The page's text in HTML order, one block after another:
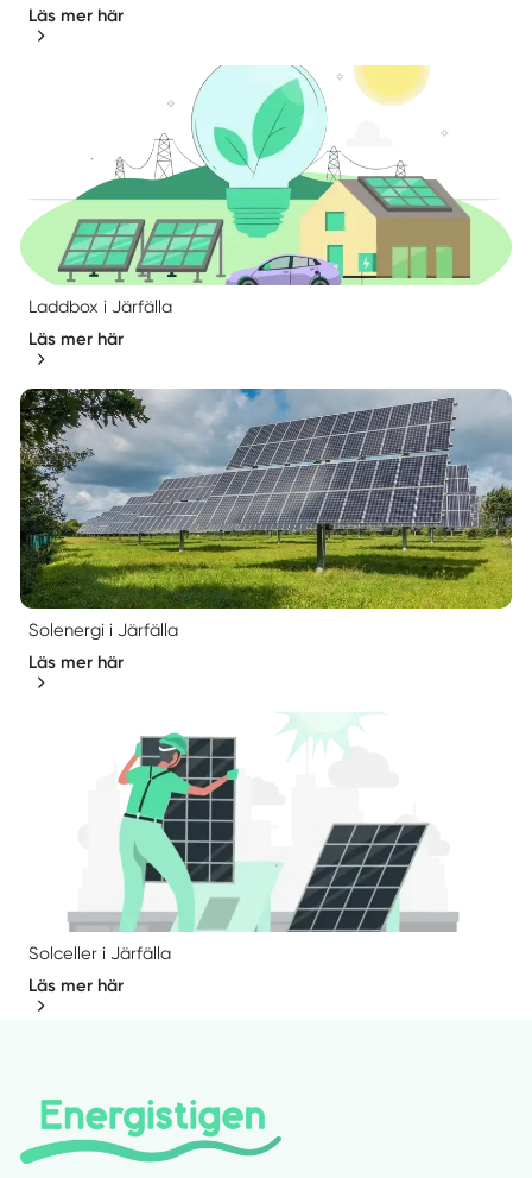
Läs mer här
Laddbox i Järfälla
Läs mer här
Solenergi i Järfälla
Läs mer här
Solceller i Järfälla
Läs mer här